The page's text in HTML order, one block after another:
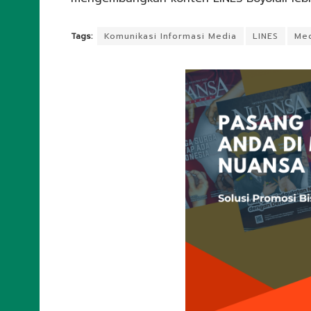
Tags: Komunikasi Informasi Media LINES